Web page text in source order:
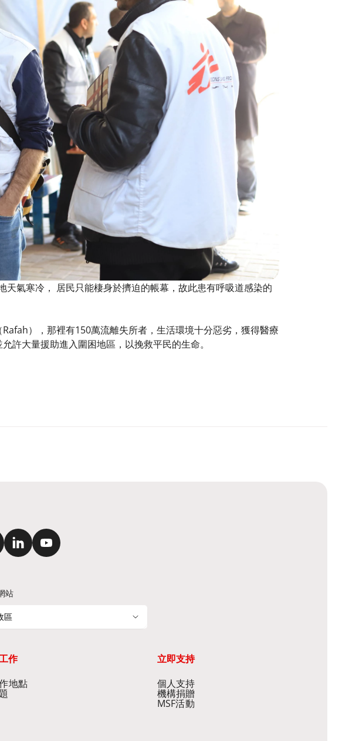
氣寒冷， 居民只能棲身於擠迫的帳幕，故此患有呼吸道感染的
），那裡有150萬流離失所者，生活環境十分惡劣，獲得醫療
許大量援助進入圍困地區，以挽救平民的生命。
站
區
作
地點​
立即支持
個人支持
機構捐贈
MSF活動